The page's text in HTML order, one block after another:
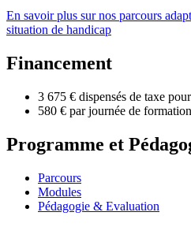
En savoir plus sur nos parcours
situation de handicap
Financement
3 675 € dispensés de taxe
580 € par journée de
Programme et
Parcours
Modules
Pédagogie & Evaluation